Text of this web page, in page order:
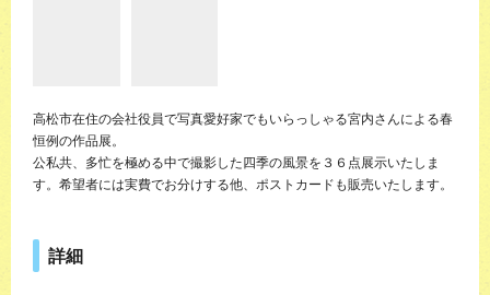
高松市在住の会社役員で写真愛好家でもいらっしゃる宮内さんによる春
恒例の作品展。
公私共、多忙を極める中で撮影した四季の風景を３６点展示いたしま
す。希望者には実費でお分けする他、ポストカードも販売いたします。
詳細